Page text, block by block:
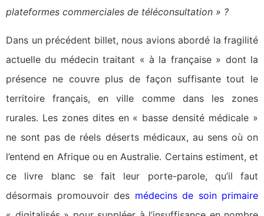
plateformes commerciales de téléconsultation » ?
Dans un précédent billet, nous avions abordé la fragilité
actuelle du médecin traitant « à la française » dont la
présence ne couvre plus de façon suffisante tout le
territoire français, en ville comme dans les zones
rurales. Les zones dites en « basse densité médicale »
ne sont pas de réels déserts médicaux, au sens où on
l’entend en Afrique ou en Australie. Certains estiment, et
ce livre blanc se fait leur porte-parole, qu’il faut
désormais promouvoir des médecins de soin primaire